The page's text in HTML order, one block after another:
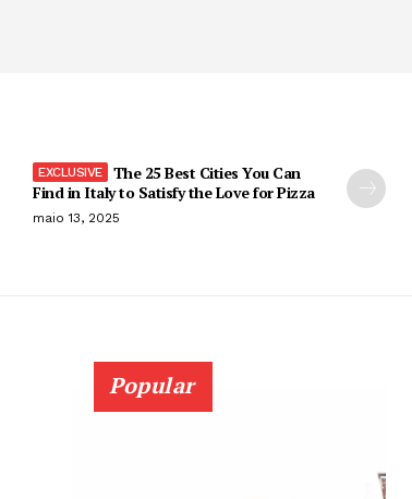
The 25 Best Cities You Can
Find in Italy to Satisfy the Love for Pizza
maio 13, 2025
Popular